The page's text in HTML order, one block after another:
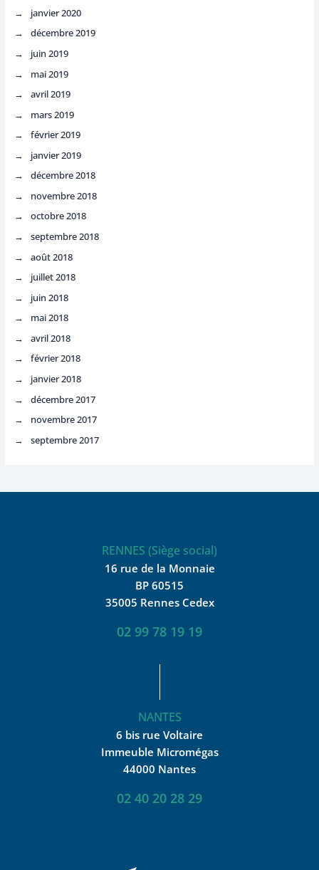
janvier 2020
décembre 2019
juin 2019
mai 2019
avril 2019
mars 2019
février 2019
janvier 2019
décembre 2018
novembre 2018
octobre 2018
septembre 2018
août 2018
juillet 2018
juin 2018
mai 2018
avril 2018
février 2018
janvier 2018
décembre 2017
novembre 2017
septembre 2017
RENNES (Siège social)
16 rue de la Monnaie
BP 60515
35005 Rennes Cedex
02 99 78 19 19
NANTES
6 bis rue Voltaire
Immeuble Micromégas
44000 Nantes
02 40 20 28 29